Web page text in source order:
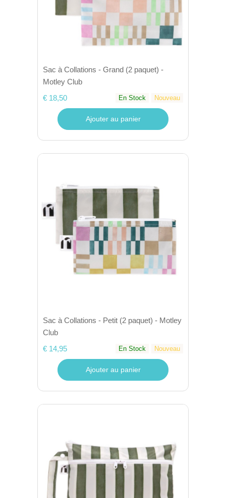
Sac à Collations - Grand (2 paquet) -
Motley Club
€ 18,50
En Stock Nouveau
Ajouter au panier
Sac à Collations - Petit (2 paquet) - Motley
Club
€ 14,95
En Stock Nouveau
Ajouter au panier